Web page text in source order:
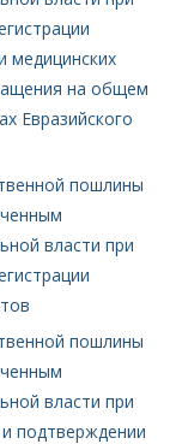
медицинских
на общем
Евразийского
пошлины
власти при
пошлины
власти при
подтверждении